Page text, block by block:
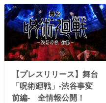
【プレスリリース】舞台
「呪術廻戦」-渋谷事変
前編- 全情報公開！